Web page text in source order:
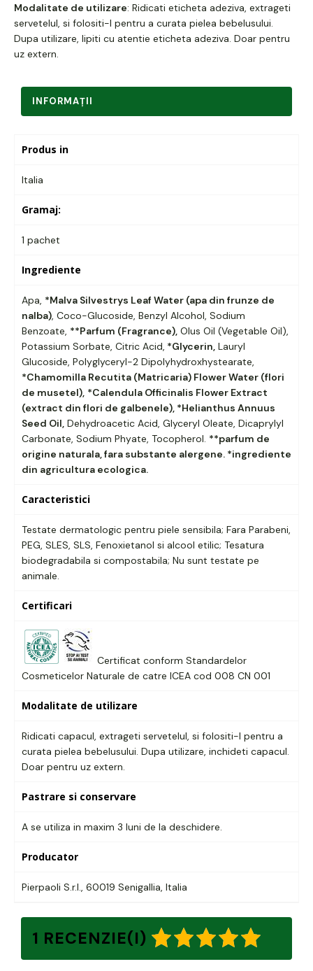
Modalitate de utilizare: Ridicati eticheta adeziva, extrageti
servetelul, si folositi-l pentru a curata pielea bebelusului.
Dupa utilizare, lipiti cu atentie eticheta adeziva. Doar pentru
uz extern.
INFORMAŢII
Produs in
Italia
Gramaj:
1 pachet
Ingrediente
Apa, *Malva Silvestrys Leaf Water (apa din frunze de
nalba), Coco-Glucoside, Benzyl Alcohol, Sodium
Benzoate, **Parfum (Fragrance), Olus Oil (Vegetable Oil),
Potassium Sorbate, Citric Acid, *Glycerin, Lauryl
Glucoside, Polyglyceryl-2 Dipolyhydroxhystearate,
*Chamomilla Recutita (Matricaria) Flower Water (flori
de musetel), *Calendula Officinalis Flower Extract
(extract din flori de galbenele), *Helianthus Annuus
Seed Oil, Dehydroacetic Acid, Glyceryl Oleate, Dicaprylyl
Carbonate, Sodium Phyate, Tocopherol. **parfum de
origine naturala, fara substante alergene. *ingrediente
din agricultura ecologica.
Caracteristici
Testate dermatologic pentru piele sensibila; Fara Parabeni,
PEG, SLES, SLS, Fenoxietanol si alcool etilic; Tesatura
biodegradabila si compostabila; Nu sunt testate pe
animale.
Certificari
Certificat conform Standardelor
Cosmeticelor Naturale de catre ICEA cod 008 CN 001
Modalitate de utilizare
Ridicati capacul, extrageti servetelul, si folositi-l pentru a
curata pielea bebelusului. Dupa utilizare, inchideti capacul.
Doar pentru uz extern.
Pastrare si conservare
A se utiliza in maxim 3 luni de la deschidere.
Producator
Pierpaoli S.r.l., 60019 Senigallia, Italia
1 RECENZIE(I)